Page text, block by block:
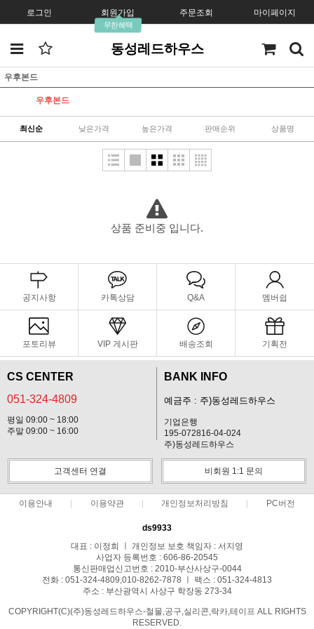
로그인 회원가입
무한혜택
주문조회 마이페이지
동성레드하우스
우후본드
우후본드
최신순 낮은가격 높은가격 판매순위 상품명
상품 준비중 입니다.
공지사항 카톡상담 Q&A 멤버쉽
포토리뷰 VIP 게시판 배송조회 기획전
CS CENTER
051-324-4809
평일 09:00 ~ 18:00
주말 09:00 ~ 16:00
BANK INFO
예금주 : 주)동성레드하우스
기업은행
195-072816-04-024
주)동성레드하우스
고객센터 연결 비회원 1:1 문의
이용안내 이용약관 개인정보처리방침 PC버전
ds9933
대표 : 이정희 ㅣ 개인정보 보호 책임자 : 서지영
사업자 등록번호 : 606-86-20545
통신판매업신고번호 : 2010-부산사상구-0044
전화 : 051-324-4809,010-8262-7878 ㅣ 팩스 : 051-324-4813
주소 : 부산광역시 사상구 학장동 273-34
COPYRIGHT(C)(주)동성레드하우스-철물,공구,실리콘,락카,테이프 ALL RIGHTS
RESERVED.